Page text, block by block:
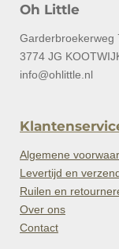
Oh Little
Garderbroekerweg
3774 JG
info@ohlittle.nl
Algemene
Levertijd en
Ruilen en
Over ons
Contact